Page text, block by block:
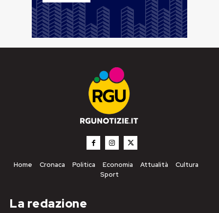
Home Cronaca Politica Economia Attualità
Cultura
Sport
La redazione